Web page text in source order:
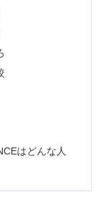
はどんな人